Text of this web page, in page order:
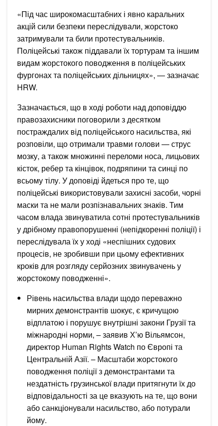
«Під час широкомасштабних і явно каральних
акцій сили безпеки переслідували, жорстоко
затримували та били протестувальників.
Поліцейські також піддавали їх тортурам та іншим
видам жорстокого поводження в поліцейських
фургонах та поліцейських дільницях», — зазначає
HRW.
Зазначається, що в ході роботи над доповіддю
правозахисники поговорили з десятком
постраждалих від поліцейського насильства, які
розповіли, що отримали травми голови — струс
мозку, а також множинні переломи носа, лицьових
кісток, ребер та кінцівок, подряпини та синці по
всьому тілу. У доповіді йдеться про те, що
поліцейські використовували захисні засоби, чорні
маски та не мали розпізнавальних знаків. Тим
часом влада звинуватила сотні протестувальників
у дрібному правопорушенні (непідкоренні поліції) і
переслідувала їх у ході «неспішних судових
процесів, не зробивши при цьому ефективних
кроків для розгляду серйозних звинувачень у
жорстокому поводженні».
Рівень насильства влади щодо переважно
мирних демонстрантів шокує, є кричущою
відплатою і порушує внутрішні закони Грузії та
міжнародні норми, – заявив Х’ю Вільямсон,
директор Human Rights Watch по Європі та
Центральній Азії. – Масштаби жорстокого
поводження поліції з демонстрантами та
нездатність грузинської влади притягнути їх до
відповідальності за це вказують на те, що вони
або санкціонували насильство, або потурали
йому.